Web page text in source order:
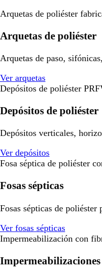
Arquetas de poliéster
Arquetas de poliéster
Arquetas de paso,
Ver arquetas
Depósitos de poliéster
Depósitos de poliéster
Depósitos verticales,
Ver depósitos
Fosa séptica de poliéster
Fosas sépticas
Fosas sépticas de
Ver fosas sépticas
Impermeabilización con
Impermeabilizaciones